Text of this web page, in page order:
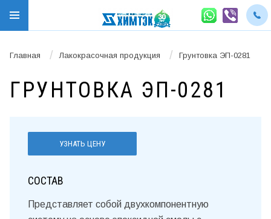
Главная / Лакокрасочная продукция / Грунтовка ЭП-0281
ГРУНТОВКА ЭП-0281
УЗНАТЬ ЦЕНУ
СОСТАВ
Представляет собой двухкомпонентную